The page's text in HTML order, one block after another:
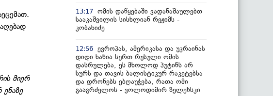
მიერ
13:17 ომის დაწყებაში ვადანაშაულებთ
სააკაშვილის სისხლიან რეჟიმს -
კობახიძე
12:56 ევროპას, ამერიკასა და უკრაინას
დიდი ხანია სურთ რუსული ომის
დასრულება, ეს მხოლოდ პუტინს არ
სურს და თავის ბალისტიკურ რაკეტებსა
და დრონებს ებღაუჭება, რათა ომი
გააგრძელოს - ვოლოდიმირ ზელენსკი